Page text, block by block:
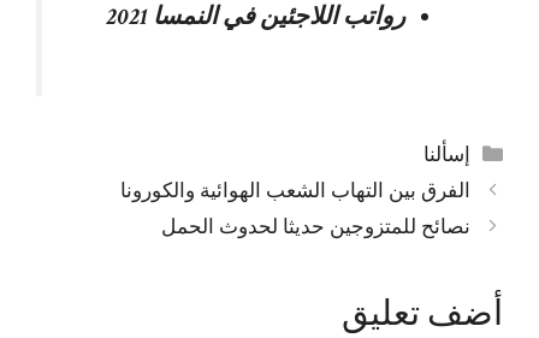
رواتب اللاجئين في النمسا 2021
التصنيفات
إسألنا
الفرق بين التهاب الشعب الهوائية والكورونا
نصائح للمتزوجين حديثا لحدوث الحمل
أضف تعليق